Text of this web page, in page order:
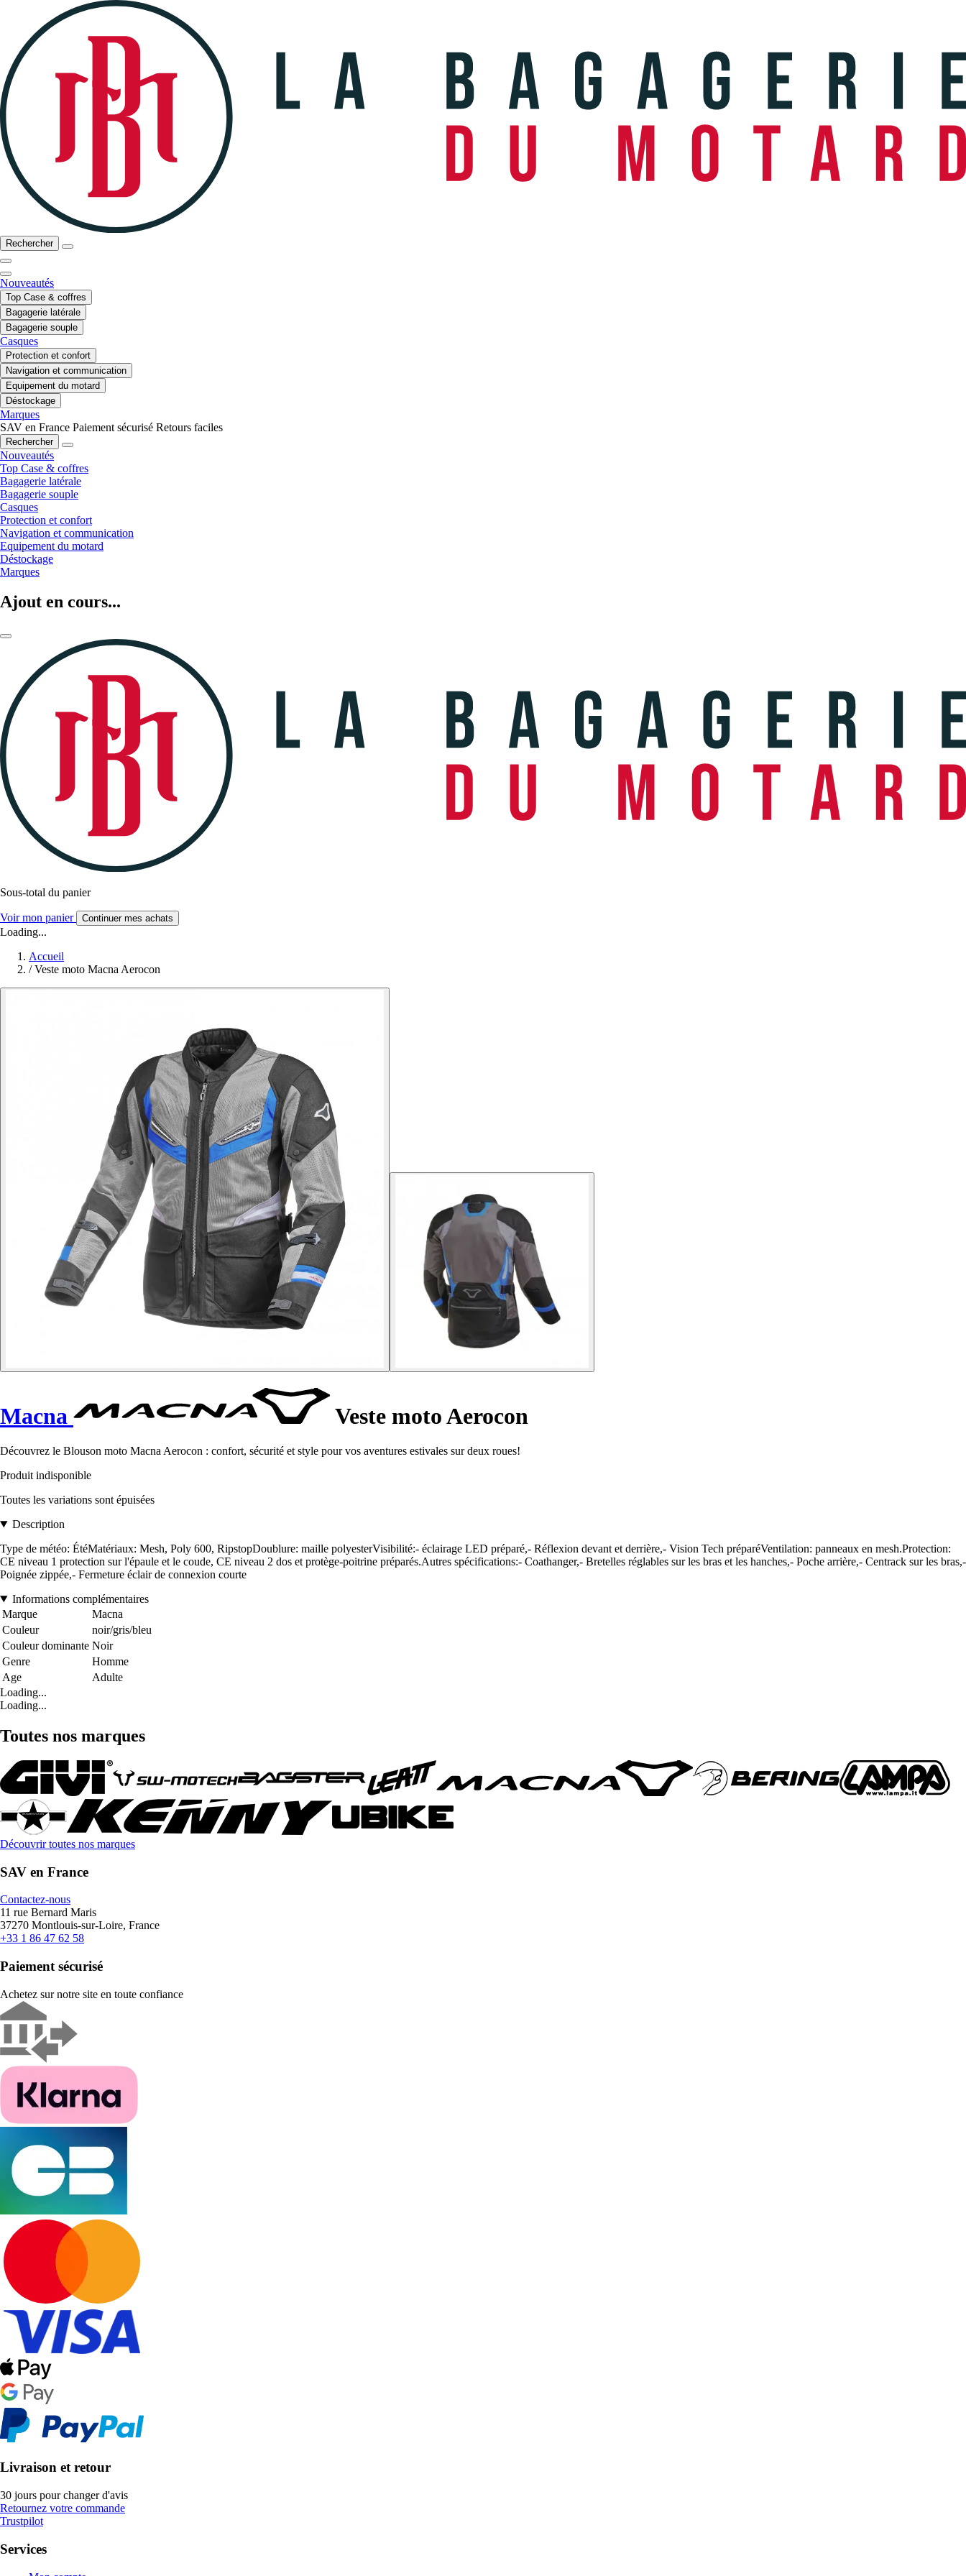
Rechercher
Nouveautés
Top Case & coffres
Bagagerie latérale
Bagagerie souple
Casques
Protection et confort
Navigation et communication
Equipement du motard
Déstockage
Marques
SAV en France Paiement sécurisé Retours faciles
Rechercher
Nouveautés
Top Case & coffres
Bagagerie latérale
Bagagerie souple
Casques
Protection et confort
Navigation et communication
Equipement du motard
Déstockage
Marques
Ajout en cours...
Sous-total du panier
Voir mon panier Continuer mes achats
Loading...
Accueil
/ Veste moto Macna Aerocon
Macna Veste moto Aerocon
Découvrez le Blouson moto Macna Aerocon : confort, sécurité et style pour vos aventures estivales sur deux roues!
Produit indisponible
Toutes les variations sont épuisées
Description
Type de météo: ÉtéMatériaux: Mesh, Poly 600, RipstopDoublure: maille polyesterVisibilité:- éclairage LED préparé,- Réflexion devant et derrière,- Vision Tech préparéVentilation: panneaux en mesh.Protection:
CE niveau 1 protection sur l'épaule et le coude, CE niveau 2 dos et protège-poitrine préparés.Autres spécifications:- Coathanger,- Bretelles réglables sur les bras et les hanches,- Poche arrière,- Centrack sur les bras,-
Poignée zippée,- Fermeture éclair de connexion courte
Informations complémentaires
Marque
Macna
Couleur
noir/gris/bleu
Couleur dominante Noir
Genre
Homme
Age
Adulte
Loading...
Loading...
Toutes nos marques
Découvrir toutes nos marques
SAV en France
Contactez-nous
11 rue Bernard Maris
37270 Montlouis-sur-Loire, France
+33 1 86 47 62 58
Paiement sécurisé
Achetez sur notre site en toute confiance
Livraison et retour
30 jours pour changer d'avis
Retournez votre commande
Trustpilot
Services